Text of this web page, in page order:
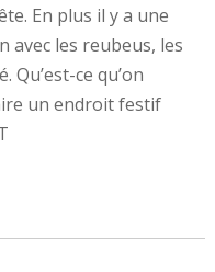
En plus il y a une
avec les reubeus, les
Qu’est-ce qu’on
un endroit festif